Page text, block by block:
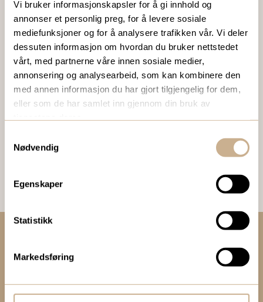
Vi bruker informasjonskapsler for å gi innhold og
annonser et personlig preg, for å levere sosiale
mediefunksjoner og for å analysere trafikken vår. Vi deler
dessuten informasjon om hvordan du bruker nettstedet
vårt, med partnerne våre innen sosiale medier,
annonsering og analysearbeid, som kan kombinere den
med annen informasjon du har gjort tilgjengelig for dem,
eller som de har samlet inn gjennom din bruk av
Nødvendig
Egenskaper
Statistikk
Markedsføring
Ta kontakt
BESTILL VÅRT GRATIS KUNDEMAGASIN
To ganger i året sender vi ut vårt gratis kundemagasin
med siste nytt innenfor ortopedi, traume, kirurgi, hospital
og mikroskopi.
Bestill Ortomedia
Kontakt oss:
ortomedic@ortomedic.no